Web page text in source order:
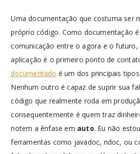
Uma documentação que costuma ser
próprio código. Como documentação
comunicação entre o agora e o
aplicação é o primeiro ponto de
documentado é um dos principais
Nenhum outro é capaz de suprir sua
código que realmente roda em
consequentemente é quem traz
notem a ênfase em auto. Eu não
ferramentas como javadoc, ndoc, ou